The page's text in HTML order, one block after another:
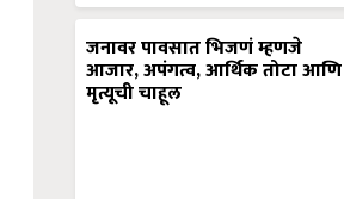
जनावर पावसात भिजणं म्हणजे
आजार, अपंगत्व, आर्थिक तोटा आणि
मृत्यूची चाहूल